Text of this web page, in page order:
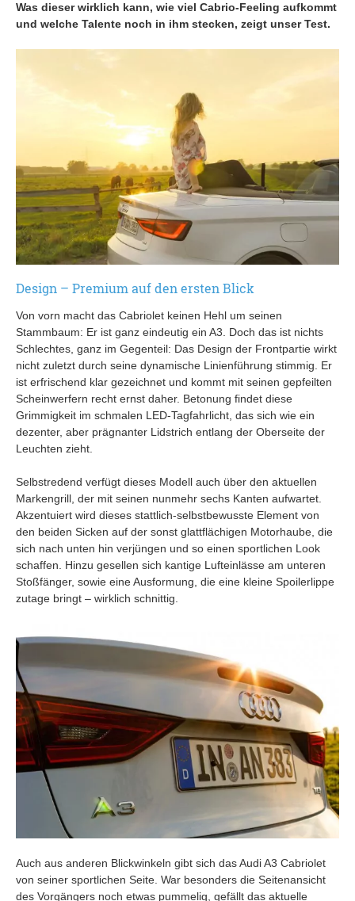
Was dieser wirklich kann, wie viel Cabrio-Feeling aufkommt
und welche Talente noch in ihm stecken, zeigt unser Test.
Design – Premium auf den ersten Blick
Von vorn macht das Cabriolet keinen Hehl um seinen
Stammbaum: Er ist ganz eindeutig ein A3. Doch das ist nichts
Schlechtes, ganz im Gegenteil: Das Design der Frontpartie wirkt
nicht zuletzt durch seine dynamische Linienführung stimmig. Er
ist erfrischend klar gezeichnet und kommt mit seinen gepfeilten
Scheinwerfern recht ernst daher. Betonung findet diese
Grimmigkeit im schmalen LED-Tagfahrlicht, das sich wie ein
dezenter, aber prägnanter Lidstrich entlang der Oberseite der
Leuchten zieht.
Selbstredend verfügt dieses Modell auch über den aktuellen
Markengrill, der mit seinen nunmehr sechs Kanten aufwartet.
Akzentuiert wird dieses stattlich-selbstbewusste Element von
den beiden Sicken auf der sonst glattflächigen Motorhaube, die
sich nach unten hin verjüngen und so einen sportlichen Look
schaffen. Hinzu gesellen sich kantige Lufteinlässe am unteren
Stoßfänger, sowie eine Ausformung, die eine kleine Spoilerlippe
zutage bringt – wirklich schnittig.
Auch aus anderen Blickwinkeln gibt sich das Audi A3 Cabriolet
von seiner sportlichen Seite. War besonders die Seitenansicht
des Vorgängers noch etwas pummelig, gefällt das aktuelle